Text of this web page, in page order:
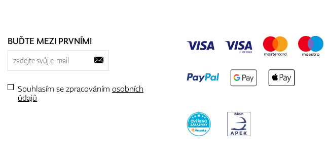
BUĎTE MEZI PRVNÍMI
Souhlasím se zpracováním osobních
údajů